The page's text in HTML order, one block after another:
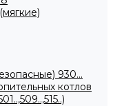
930...
котлов